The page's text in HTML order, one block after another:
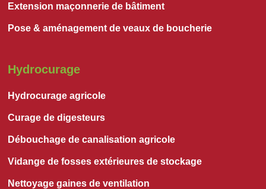
Extension maçonnerie de bâtiment
Pose & aménagement de veaux de boucherie
Hydrocurage
Hydrocurage agricole
Curage de digesteurs
Débouchage de canalisation agricole
Vidange de fosses extérieures de stockage
Nettoyage gaines de ventilation